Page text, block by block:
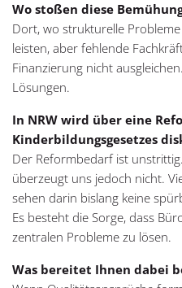
Wo stoßen diese
Dort, wo strukturelle
leisten, aber fehlende
Finanzierung nicht
Lösungen.
In NRW wird über eine
Kinderbildungsgesetzes
Der Reformbedarf ist
überzeugt uns jedoch nicht.
sehen darin bislang keine
Es besteht die Sorge, dass
zentralen Probleme zu lösen.
Was bereitet Ihnen dabei